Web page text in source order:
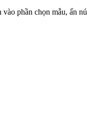
vào phần chọn mẫu, ấn